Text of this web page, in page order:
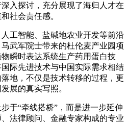
入探讨，充分展现了海归人才在
社会责任感。
智能、盐碱地农业开发等前沿
武军院士带来的杜伦麦产业园项
瞬时表达系统生产药用蛋白技
际先进技术与中国实际需求相结
地，不仅是技术转移的过程，更
展的真实写照。
“牵线搭桥”，而是进一步延伸
法律顾问、金融专家构成的专业